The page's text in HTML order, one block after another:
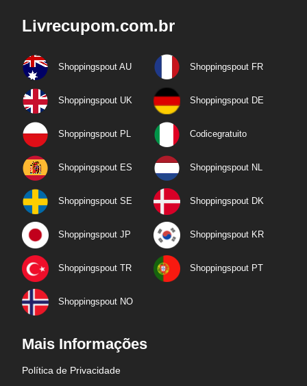
Livrecupom.com.br
Shoppingspout AU Shoppingspout FR
Shoppingspout UK Shoppingspout DE
Shoppingspout PL Codicegratuito
Shoppingspout ES Shoppingspout NL
Shoppingspout SE Shoppingspout DK
Shoppingspout JP Shoppingspout KR
Shoppingspout TR Shoppingspout PT
Shoppingspout NO
Mais Informações
Política de Privacidade